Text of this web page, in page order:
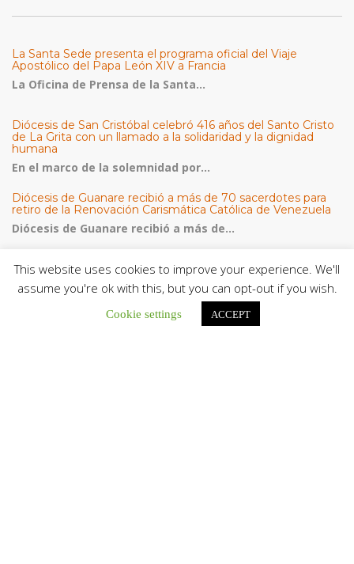
La Santa Sede presenta el programa oficial del Viaje
Apostólico del Papa León XIV a Francia
La Oficina de Prensa de la Santa...
Diócesis de San Cristóbal celebró 416 años del Santo Cristo
de La Grita con un llamado a la solidaridad y la dignidad
humana
En el marco de la solemnidad por...
Diócesis de Guanare recibió a más de 70 sacerdotes para
retiro de la Renovación Carismática Católica de Venezuela
Diócesis de Guanare recibió a más de...
Cáritas Italiana se reunió con presidencia de la CEV y Cáritas
de Venezuela para conocer el trabajo humanitario por
terremotos del 24 de junio
Una delegación encabezada por el padre Marco...
This website uses cookies to improve your experience. We'll
assume you're ok with this, but you can opt-out if you wish.
Cookie settings ACCEPT